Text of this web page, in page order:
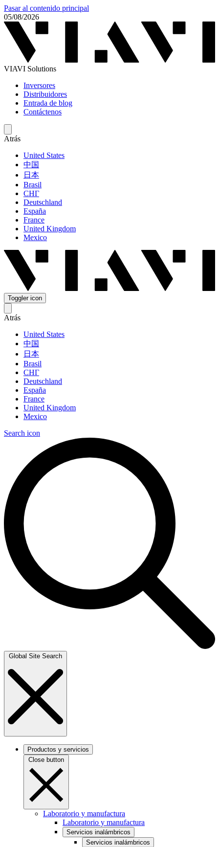
Pasar al contenido principal
05/08/2026
VIAVI Solutions
Inversores
Distribuidores
Entrada de blog
Contáctenos
Atrás
United States
中国
日本
Brasil
СНГ
Deutschland
España
France
United Kingdom
Mexico
Toggler icon
Atrás
United States
中国
日本
Brasil
СНГ
Deutschland
España
France
United Kingdom
Mexico
Search icon
Global Site Search
Productos y servicios
Close button
Laboratorio y manufactura
Laboratorio y manufactura
Servicios inalámbricos
Servicios inalámbricos